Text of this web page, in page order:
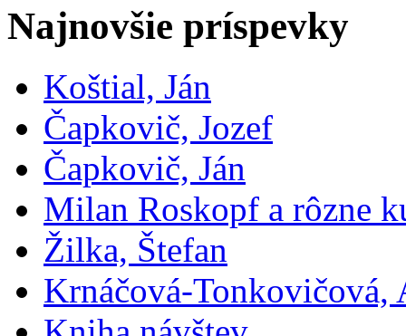
Najnovšie príspevky
Koštial, Ján
Čapkovič, Jozef
Čapkovič, Ján
Milan Roskopf a rôzne
Žilka, Štefan
Krnáčová-Tonkovičová,